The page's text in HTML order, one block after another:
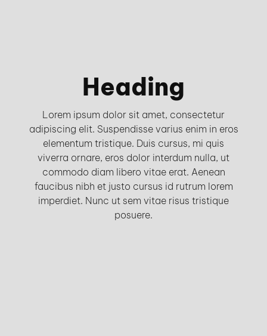
Heading
Lorem ipsum dolor sit amet, consectetur
adipiscing elit. Suspendisse varius enim in eros
elementum tristique. Duis cursus, mi quis
viverra ornare, eros dolor interdum nulla, ut
commodo diam libero vitae erat. Aenean
faucibus nibh et justo cursus id rutrum lorem
imperdiet. Nunc ut sem vitae risus tristique
posuere.